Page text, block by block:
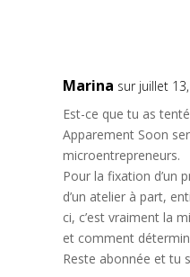
Marina sur juillet
Est-ce que tu as
Apparement Soon
microentrepreneurs.
Pour la fixation d’un
d’un atelier à part,
ci, c’est vraiment la
et comment
Reste abonnée et tu